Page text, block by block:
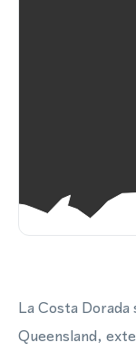
La Costa
Queensland,